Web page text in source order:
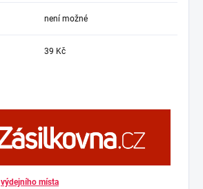
není možné
39 Kč
výdejního místa